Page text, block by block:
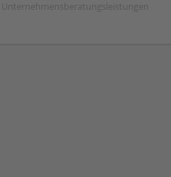
Unternehmensberatungsleistungen